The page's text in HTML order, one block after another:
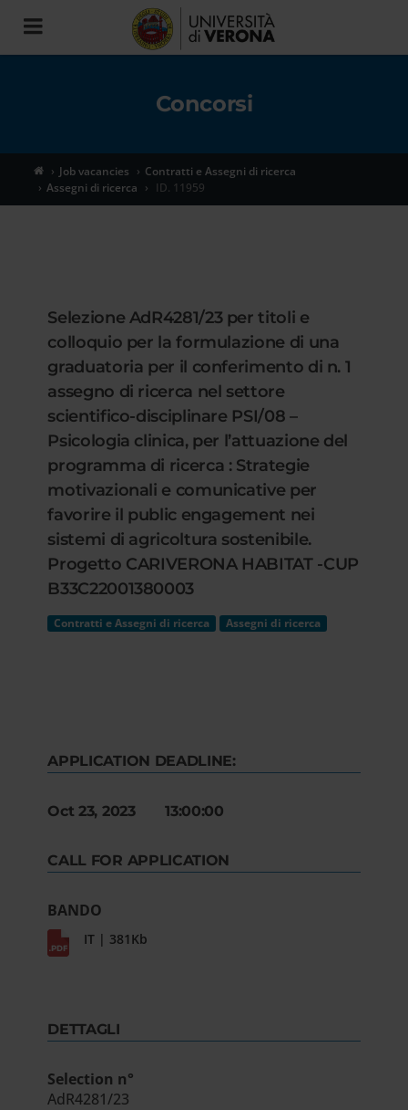
Toggle
navigation
Concorsi
Job vacancies
Contratti e Assegni di ricerca
Assegni di ricerca
ID. 11959
Selezione AdR4281/23 per titoli e
colloquio per la formulazione di una
graduatoria per il conferimento di n. 1
assegno di ricerca nel settore
scientifico-disciplinare PSI/08 –
Psicologia clinica, per l’attuazione del
programma di ricerca : Strategie
motivazionali e comunicative per
favorire il public engagement nei
sistemi di agricoltura sostenibile.
Progetto CARIVERONA HABITAT -CUP
B33C22001380003
Contratti e Assegni di ricerca Assegni di ricerca
APPLICATION DEADLINE:
Oct 23, 2023 13:00:00
CALL FOR APPLICATION
BANDO
IT | 381Kb
DETTAGLI
Selection n°
AdR4281/23